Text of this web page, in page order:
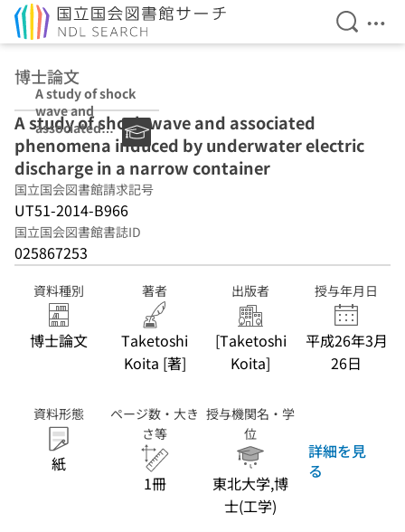
検索を
メ
博士論文
A study of shock
wave and
associated
phenomena
induced by
underwater
electric
discharge in a
narrow
container
A study of shock wave and associated
phenomena induced by underwater electric
discharge in a narrow container
国立国会図書館請求記号
UT51-2014-B966
国立国会図書館書誌ID
025867253
資料種別
博士論文
著者
Taketoshi
Koita [著]
出版者
[Taketoshi
Koita]
授与年月日
平成26年3月
26日
資料形態
紙
ページ数・大き
さ等
1冊
授与機関名・学
位
東北大学,博
士(工学)
詳細を見
る